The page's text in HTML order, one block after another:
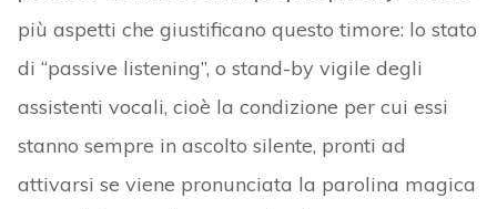
più aspetti che giustificano questo timore: lo stato
di “passive listening”, o stand-by vigile degli
assistenti vocali, cioè la condizione per cui essi
stanno sempre in ascolto silente, pronti ad
attivarsi se viene pronunciata la parolina magica